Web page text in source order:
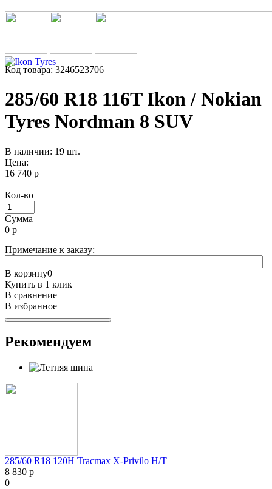
Код товара: 3246523706
285/60 R18 116T Ikon / Nokian
Tyres Nordman 8 SUV
В наличии: 19 шт.
Цена:
16 740 р
Кол-во
Сумма
0 р
Примечание к заказу:
В корзину0
Купить в 1 клик
В сравнение
В избранное
Рекомендуем
285/60 R18 120H Tracmax X-Privilo H/T
8 830 р
0